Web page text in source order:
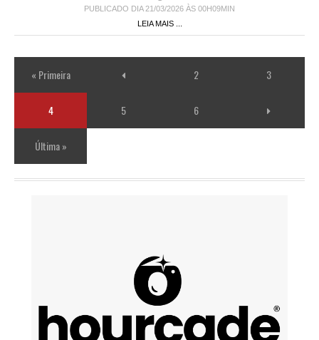
PUBLICADO DIA 21/03/2026 ÀS 00H09MIN
LEIA MAIS ...
« Primeira 2 3
4 5 6
Última »